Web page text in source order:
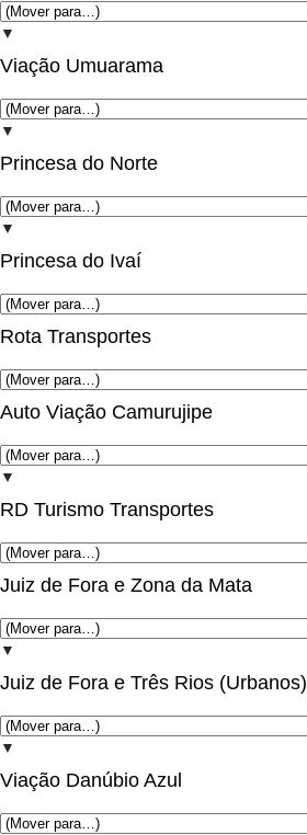
▼
Viação Umuarama
▼
Princesa do Norte
▼
Princesa do Ivaí
Rota Transportes
Auto Viação Camurujipe
▼
RD Turismo Transportes
Juiz de Fora e Zona da Mata
▼
Juiz de Fora e Três Rios (Urbanos)
▼
Viação Danúbio Azul